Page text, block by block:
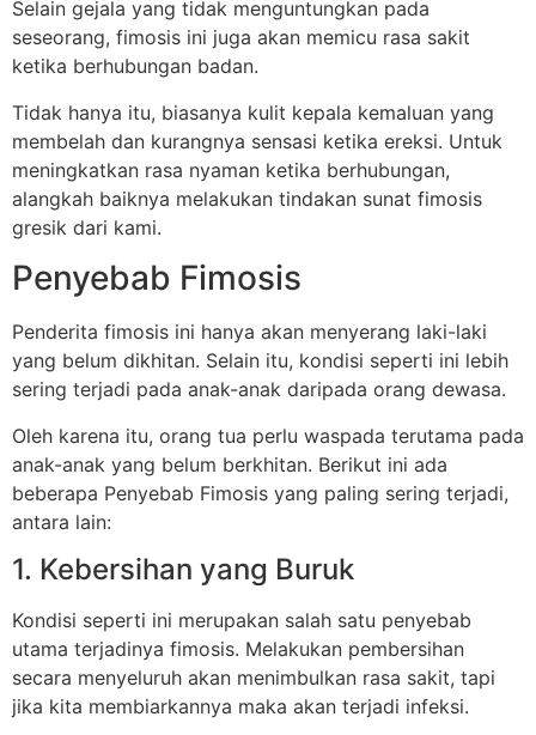
Selain gejala yang tidak menguntungkan pada
seseorang, fimosis ini juga akan memicu rasa sakit
ketika berhubungan badan.
Tidak hanya itu, biasanya kulit kepala kemaluan yang
membelah dan kurangnya sensasi ketika ereksi. Untuk
meningkatkan rasa nyaman ketika berhubungan,
alangkah baiknya melakukan tindakan sunat fimosis
gresik dari kami.
Penyebab Fimosis
Penderita fimosis ini hanya akan menyerang laki-laki
yang belum dikhitan. Selain itu, kondisi seperti ini lebih
sering terjadi pada anak-anak daripada orang dewasa.
Oleh karena itu, orang tua perlu waspada terutama pada
anak-anak yang belum berkhitan. Berikut ini ada
beberapa Penyebab Fimosis yang paling sering terjadi,
antara lain:
1. Kebersihan yang Buruk
Kondisi seperti ini merupakan salah satu penyebab
utama terjadinya fimosis. Melakukan pembersihan
secara menyeluruh akan menimbulkan rasa sakit, tapi
jika kita membiarkannya maka akan terjadi infeksi.